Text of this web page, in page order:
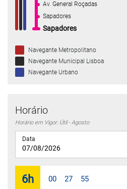
Av. General Roçadas
Sapadores
Sapadores
Navegante Metropolitano
Navegante Municipal Lisboa
Navegante Urbano
Horário
Data
Horário em Vigor: Útil - Agosto
6h 00 27 55